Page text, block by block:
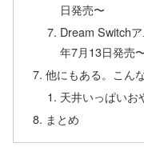
日発売〜
Dream Switch
年7月13日発売
他にもある。こん
天井いっぱいお
まとめ